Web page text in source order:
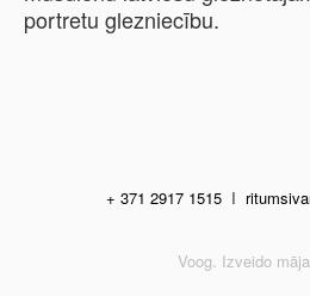
portretu glezniecību.
+ 371 2917 1515I
Voog. Izveido